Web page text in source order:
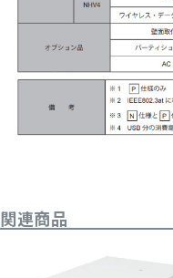
関連商品